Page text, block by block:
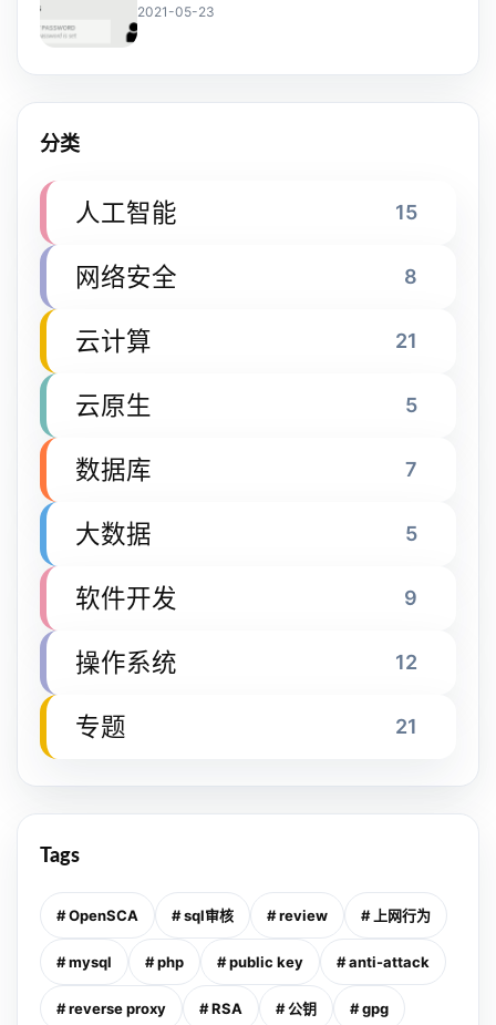
2021-05-23
分类
人工智能 15
网络安全 8
云计算 21
云原生 5
数据库 7
大数据 5
软件开发 9
操作系统 12
专题 21
Tags
# OpenSCA # sql审核 # review # 上网行为
# mysql # php # public key # anti-attack
# reverse proxy # RSA # 公钥 # gpg